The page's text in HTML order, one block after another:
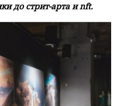
до стрит-арта и nft.